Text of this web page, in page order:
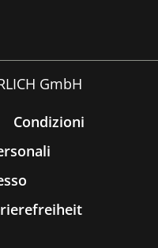
GmbH
Condizioni